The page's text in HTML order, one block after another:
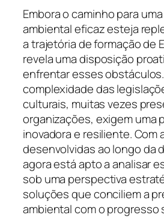
Embora o caminho para
ambiental eficaz esteja
a trajetória de formação de
revela uma disposição
enfrentar esses
complexidade das
culturais, muitas vezes
organizações, exigem uma
inovadora e resiliente. Com
desenvolvidas ao longo da
agora está apto a analisar
sob uma perspectiva
soluções que conciliem a
ambiental com o progresso